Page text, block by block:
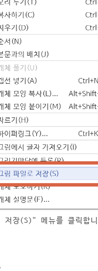
저장(S)" 메뉴를 클릭합